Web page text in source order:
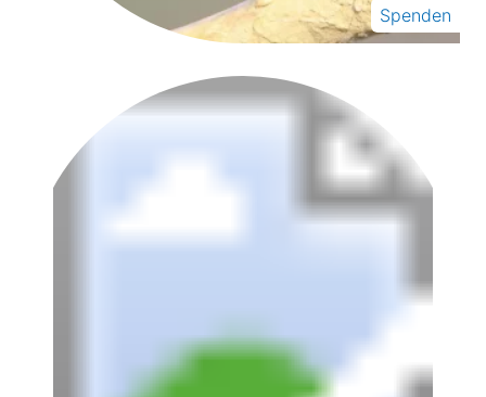
Spenden